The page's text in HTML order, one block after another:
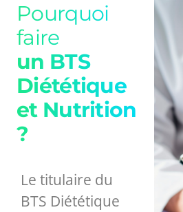
Pourquoi
faire
un BTS
Diététique
et Nutrition
?
Le titulaire du
BTS Diététique